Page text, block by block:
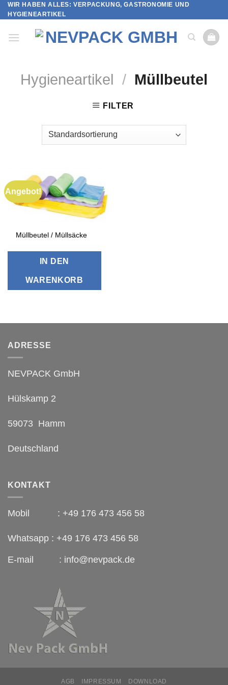
Skip
to
WIR HABEN ALLES: VERPACKUNG, GASTRONOMIE UND
HYGIENEARTIKEL
Hygieneartikel / Müllbeutel
FILTER
Angebot!
Müllbeutel / Müllsäcke
IN DEN
WARENKORB
ADRESSE
NEVPACK GmbH
Hülskamp 2
59073 Hamm
Deutschland
KONTAKT
Mobil : +49 176 473 456 58
Whatsapp : +49 176 473 456 58
E-mail : info@nevpack.de
AGB IMPRESSUM DOWNLOAD